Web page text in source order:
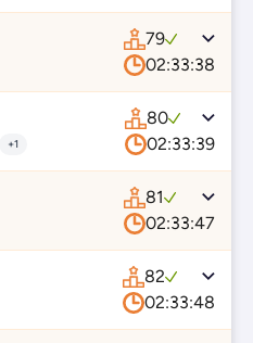
79
02:33:38
+1
80
02:33:39
81
02:33:47
82
02:33:48